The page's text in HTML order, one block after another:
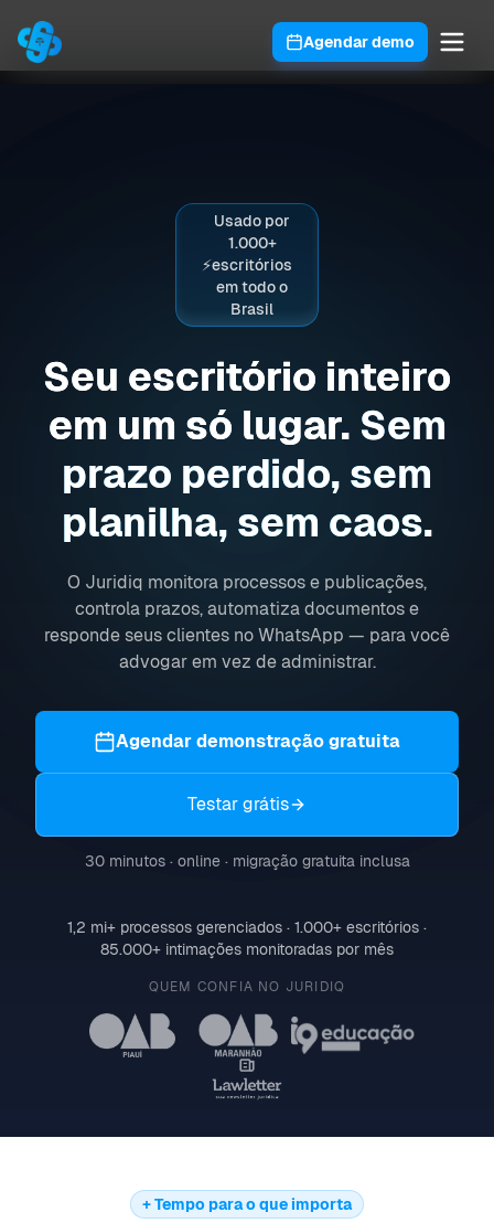
Agendar demo
⚡
Usado por
1.000+
escritórios
em todo o
Brasil
Seu escritório inteiro
em um só lugar. Sem
prazo perdido, sem
planilha, sem caos.
O Juridiq monitora processos e publicações,
controla prazos, automatiza documentos e
responde seus clientes no WhatsApp — para você
advogar em vez de administrar.
Agendar demonstração gratuita
Testar grátis
30 minutos · online · migração gratuita inclusa
1,2 mi+ processos gerenciados · 1.000+ escritórios ·
85.000+ intimações monitoradas por mês
QUEM CONFIA NO JURIDIQ
+ Tempo para o que importa